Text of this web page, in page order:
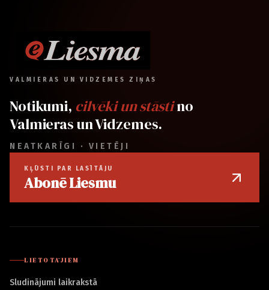
VALMIERAS UN VIDZEMES ZIŅAS
Notikumi, cilvēki un stāstino
Valmieras un Vidzemes.
NEATKARĪGI · VIETĒJI
KĻŪSTI PAR LASĪTĀJU
Abonē Liesmu
LIETOTĀJIEM
Sludinājumi laikrakstā